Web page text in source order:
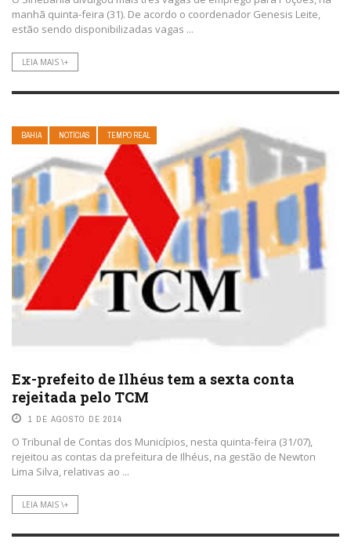
manhã quinta-feira (31). De acordo o coordenador Genesis Leite,
estão sendo disponibilizadas vagas ...
LEIA MAIS \+
BAHIA NOTÍCIAS TEMPO REAL
Ex-prefeito de Ilhéus tem a sexta conta
rejeitada pelo TCM
1 DE AGOSTO DE 2014
O Tribunal de Contas dos Municípios, nesta quinta-feira (31/07),
rejeitou as contas da prefeitura de Ilhéus, na gestão de Newton
Lima Silva, relativas ao ...
LEIA MAIS \+